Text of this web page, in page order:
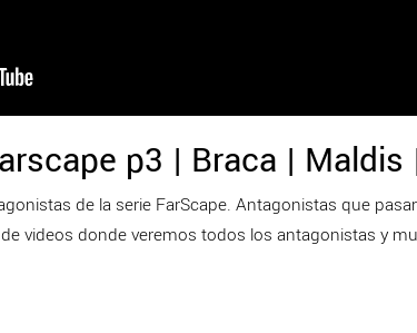
p3 | Braca | Maldis
de la serie FarScape. Antagonistas que
videos donde veremos todos los antagonistas y